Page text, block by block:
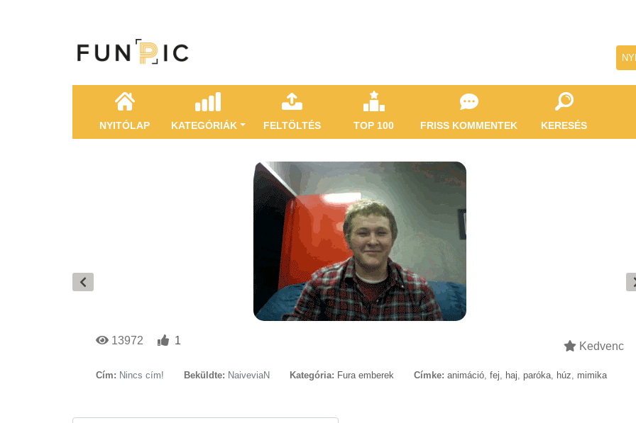
NYITÓLAP KATEGÓRIÁK FELTÖLTÉS TOP 100 FRISS KOMMENTEK KERESÉS
13972 1 Kedvenc
Cím: Nincs cím! Beküldte: NaiveviaN Kategória: Fura emberek Címke: animáció, fej, haj, paróka, húz, mimika